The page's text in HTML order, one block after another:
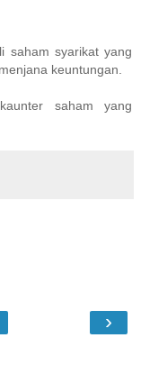
saham syarikat yang
keuntungan.
saham yang
›